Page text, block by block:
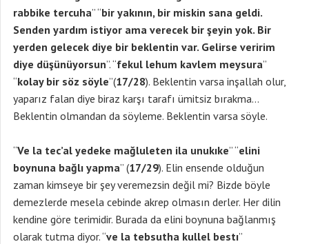
rabbike tercuha” “bir yakının, bir miskin sana geldi.
Senden yardım istiyor ama verecek bir şeyin yok. Bir
yerden gelecek diye bir beklentin var. Gelirse veririm
diye düşünüyorsun”. “fekul lehum kavlem meysura”
“kolay bir söz söyle”(17/28). Beklentin varsa inşallah olur,
yaparız falan diye biraz karşı tarafı ümitsiz bırakma…
Beklentin olmandan da söyleme. Beklentin varsa söyle.
“Ve la tec’al yedeke mağluleten ila unukıke” “elini
boynuna bağlı yapma” (17/29). Elin ensende olduğun
zaman kimseye bir şey veremezsin değil mi? Bizde böyle
demezlerde mesela cebinde akrep olmasın derler. Her dilin
kendine göre terimidir. Burada da elini boynuna bağlanmış
olarak tutma diyor. “ve la tebsutha kullel bestı”